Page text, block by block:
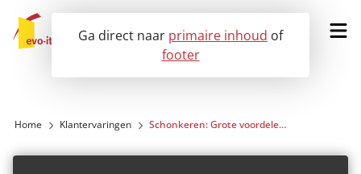
Ga direct naar primaire inhoud of
footer
Onze oplossingen
Home Klantervaringen Schonkeren: Grote voordelen voor een klein bedrijf